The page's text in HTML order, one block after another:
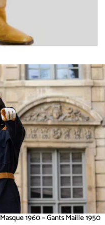
1960 – Gants Maille 1950